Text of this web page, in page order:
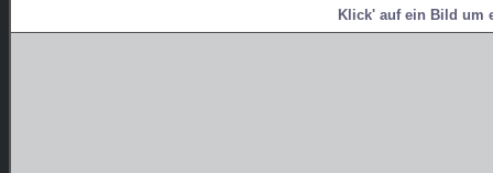
Klick' auf ein Bild um